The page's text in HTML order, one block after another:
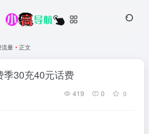
流量 • 正文
季30充40元话费
419 0 0